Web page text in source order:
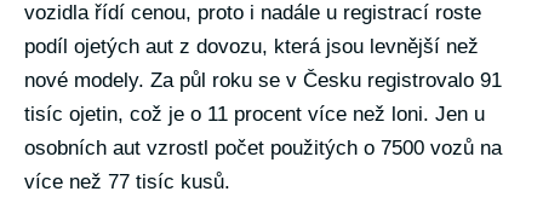
vozidla řídí cenou, proto i nadále u registrací roste
podíl ojetých aut z dovozu, která jsou levnější než
nové modely. Za půl roku se v Česku registrovalo 91
tisíc ojetin, což je o 11 procent více než loni. Jen u
osobních aut vzrostl počet použitých o 7500 vozů na
více než 77 tisíc kusů.